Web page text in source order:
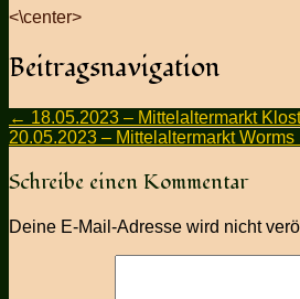
<\center>
Beitragsnavigation
← 18.05.2023 – Mittelaltermarkt
20.05.2023 – Mittelaltermarkt Worms
Schreibe einen Kommentar
Deine E-Mail-Adresse wird nicht